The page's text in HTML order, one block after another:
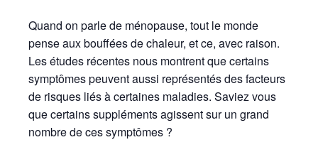
Quand on parle de ménopause, tout le monde
pense aux bouffées de chaleur, et ce, avec raison.
Les études récentes nous montrent que certains
symptômes peuvent aussi représentés des facteurs
de risques liés à certaines maladies. Saviez vous
que certains suppléments agissent sur un grand
nombre de ces symptômes ?